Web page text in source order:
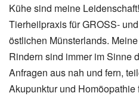
Kühe sind meine
Tierheilpraxis für GROSS-
östlichen Münsterlands.
Rindern sind immer im Sinne
Anfragen aus nah und fern,
Akupunktur und Homöopathie